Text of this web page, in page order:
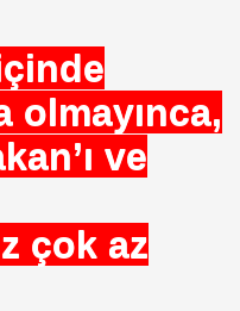
olmayınca,
ve
çok az